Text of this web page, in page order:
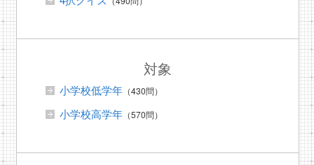
対象
小学校低学年（430問）
小学校高学年（570問）